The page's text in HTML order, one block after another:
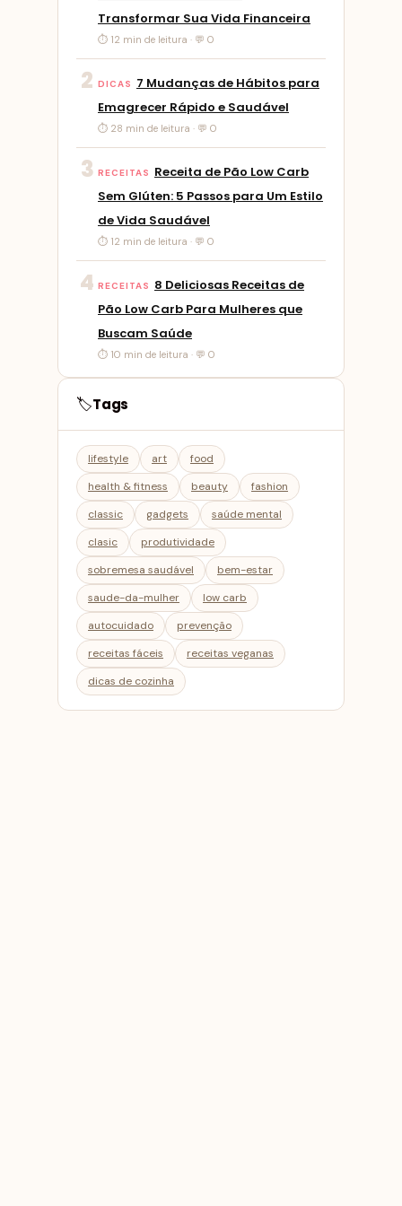
Transformar Sua Vida Financeira
⏱ 12 min de leitura · 💬 0
2 DICAS
7 Mudanças de Hábitos para
Emagrecer Rápido e Saudável
⏱ 28 min de leitura · 💬 0
3 RECEITAS
Receita de Pão Low Carb
Sem Glúten: 5 Passos para Um Estilo
de Vida Saudável
⏱ 12 min de leitura · 💬 0
4 RECEITAS
8 Deliciosas Receitas de
Pão Low Carb Para Mulheres que
Buscam Saúde
⏱ 10 min de leitura · 💬 0
🏷️Tags
lifestyle art
food
health & fitness
beauty
fashion
classic
gadgets
saúde mental
clasic
produtividade
sobremesa saudável
bem-estar
saude-da-mulher
low carb
autocuidado
prevenção
receitas fáceis
receitas veganas
dicas de cozinha